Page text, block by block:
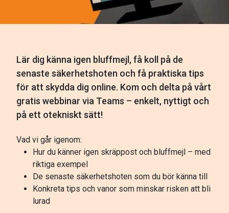
Lär dig känna igen bluffmejl, få koll på de
senaste säkerhetshoten och få praktiska tips
för att skydda dig online. Kom och delta på vårt
gratis webbinar via Teams – enkelt, nyttigt och
på ett otekniskt sätt!
Vad vi går igenom:
Hur du känner igen skräppost och bluffmejl – med
riktiga exempel
De senaste säkerhetshoten som du bör känna till
Konkreta tips och vanor som minskar risken att bli
lurad